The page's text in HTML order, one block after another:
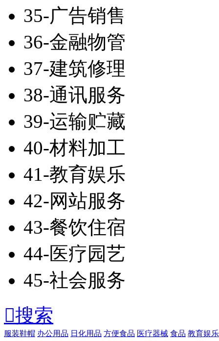
35-广告销售
36-金融物管
37-建筑修理
38-通讯服务
39-运输贮藏
40-材料加工
41-教育娱乐
42-网站服务
43-餐饮住宿
44-医疗园艺
45-社会服务
搜索
服装鞋帽 办公用品 日化用品 方便食品 医疗器械 食品 教育娱乐